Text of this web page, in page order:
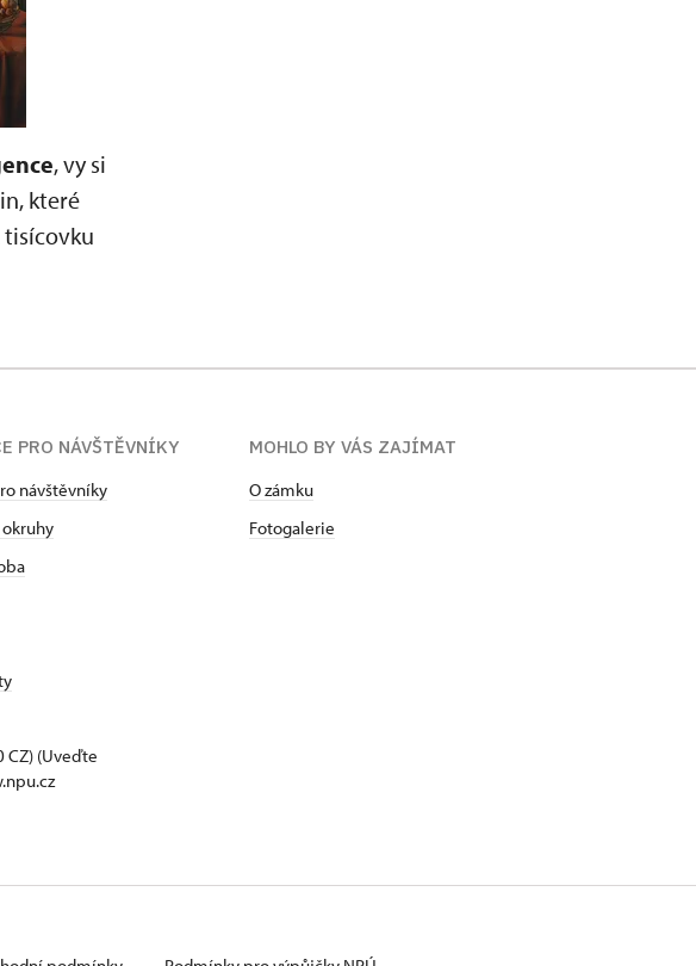
, vy si
které
tisícovku
PRO NÁVŠTĚVNÍKY
návštěvníky
MOHLO BY VÁS ZAJÍMAT
O zámku
Fotogalerie
CZ) (Uveďte